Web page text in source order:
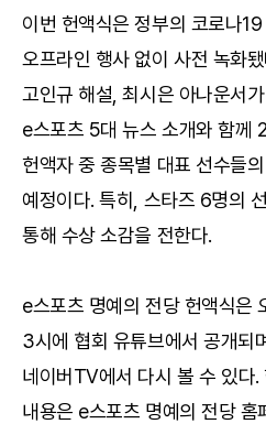
이번 헌액식은 정부의 코로나
오프라인 행사 없이 사전 녹화
고인규 해설, 최시은 아나운서
e스포츠 5대 뉴스 소개와 함께
헌액자 중 종목별 대표 선수들
예정이다. 특히, 스타즈 6명의
통해 수상 소감을 전한다.
e스포츠 명예의 전당 헌액식은
3시에 협회 유튜브에서 공개되
네이버TV에서 다시 볼 수 있다
내용은 e스포츠 명예의 전당 홈